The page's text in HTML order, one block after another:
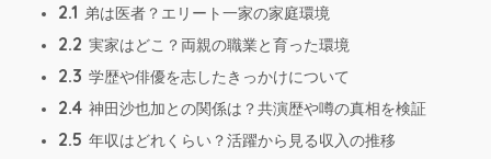
2.1 弟は医者？エリート一家の家庭環境
2.2 実家はどこ？両親の職業と育った環境
2.3 学歴や俳優を志したきっかけについて
2.4 神田沙也加との関係は？共演歴や噂の真相を検証
2.5 年収はどれくらい？活躍から見る収入の推移